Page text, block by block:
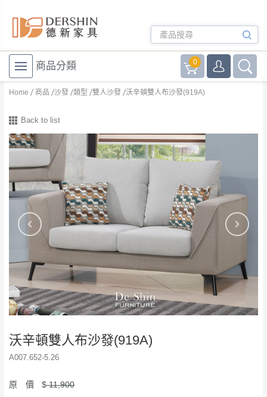
商品分類 0
Home 商品 沙發 類型 雙人沙發 沃辛頓雙人布沙發(919A)
Back to list
沃辛頓雙人布沙發(919A)
A007.652-5.26
原 價 $11,900